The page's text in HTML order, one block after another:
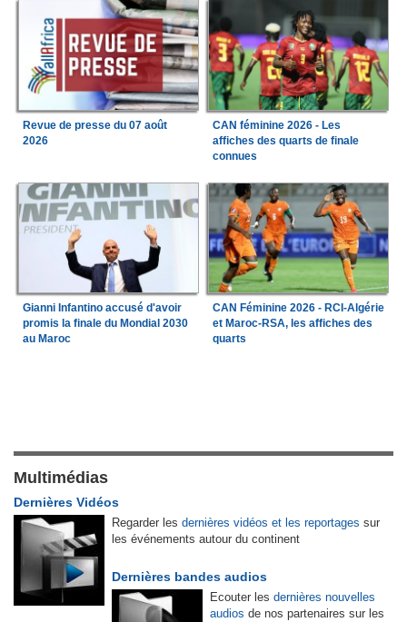
Revue de presse du 07 août
2026
CAN féminine 2026 - Les
affiches des quarts de finale
connues
Gianni Infantino accusé d'avoir
promis la finale du Mondial 2030
au Maroc
CAN Féminine 2026 - RCI-Algérie
et Maroc-RSA, les affiches des
quarts
Multimédias
Dernières Vidéos
Regarder les dernières vidéos et les reportages sur
les événements autour du continent
Dernières bandes audios
Ecouter les dernières nouvelles
audios de nos partenaires sur les